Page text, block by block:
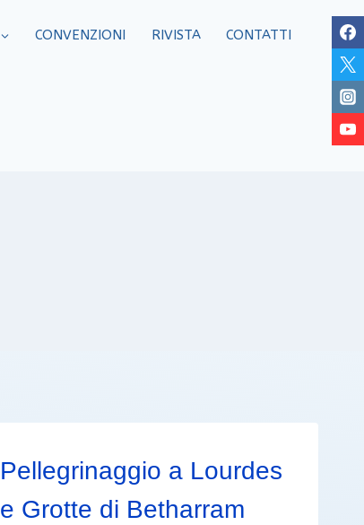
CONVENZIONI RIVISTA CONTATTI
Pellegrinaggio a Lourdes
e Grotte di Betharram